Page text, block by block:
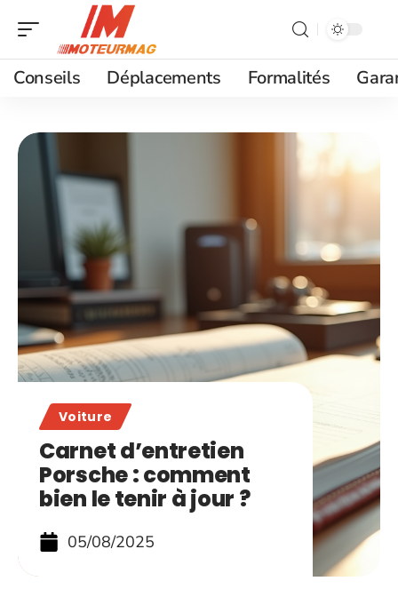
Conseils Déplacements Formalités
Voiture
Carnet d’entretien
Porsche : comment
bien le tenir à jour ?
05/08/2025